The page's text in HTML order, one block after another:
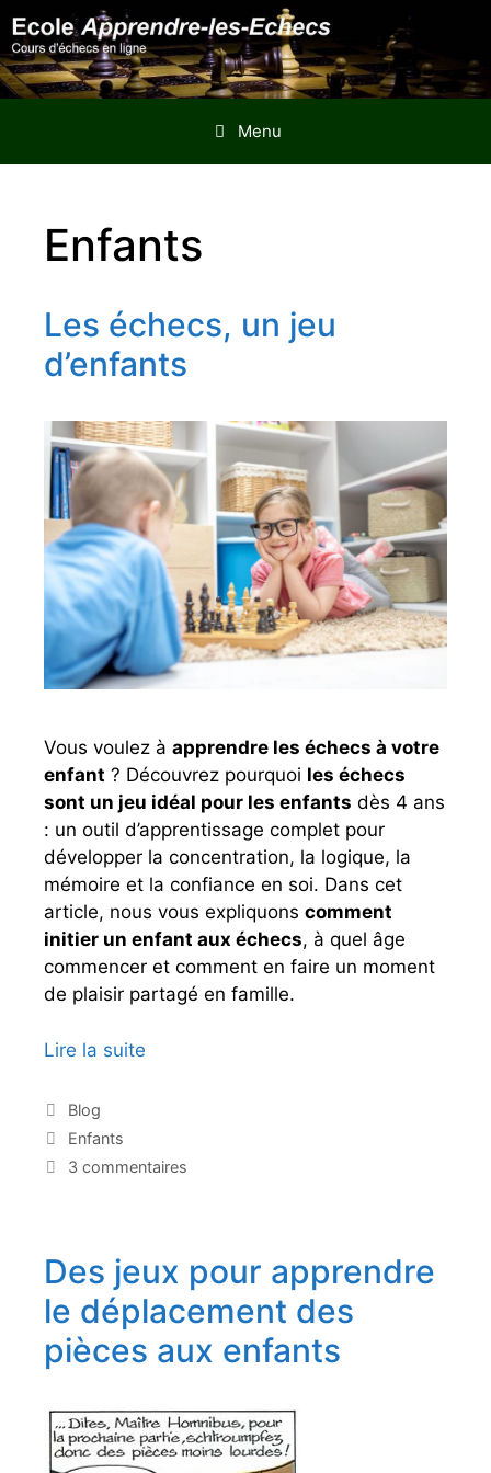
Aller
au
contenu
Menu
Enfants
Les échecs, un jeu
d’enfants
Vous voulez à apprendre les échecs à votre
enfant ? Découvrez pourquoi les échecs
sont un jeu idéal pour les enfants dès 4 ans
: un outil d’apprentissage complet pour
développer la concentration, la logique, la
mémoire et la confiance en soi. Dans cet
article, nous vous expliquons comment
initier un enfant aux échecs, à quel âge
commencer et comment en faire un moment
de plaisir partagé en famille.
Lire la suite
c
s
,
u
n
e
u
d
C
a
é
i
s
Blog
É
t
t
e
s
Enfants
3 commentaires
Des jeux pour apprendre
le déplacement des
pièces aux enfants